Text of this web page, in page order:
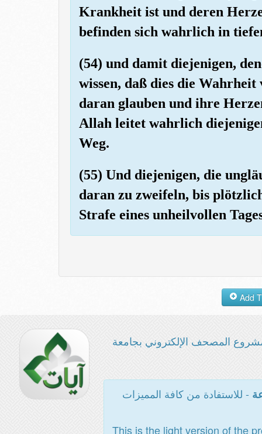
Krankheit ist und deren
befinden sich wahrlich in
(54) und damit diejenigen,
wissen, daß dies die
daran glauben und ihre
Allah leitet wahrlich
Weg.
(55) Und diejenigen, die
daran zu zweifeln, bis
Strafe eines unheilvollen
المصحف الإلكتروني بجامعة
- للاستفادة من كافة المميزات
This is the light version of the